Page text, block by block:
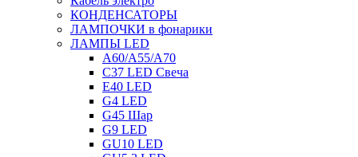
КОНДЕНСАТОРЫ
ЛАМПОЧКИ в фонарики
ЛАМПЫ LED
A60/A55/A70
C37 LED Свеча
E40 LED
G4 LED
G45 Шар
G9 LED
GU10 LED